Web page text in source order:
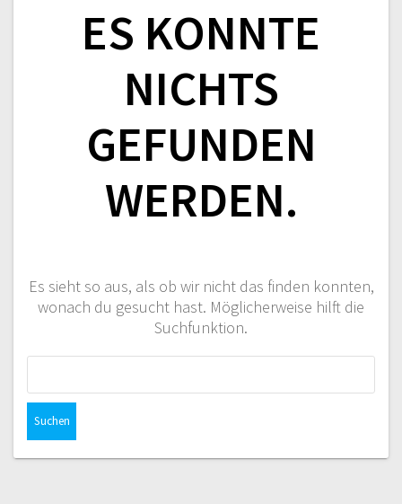
ES KONNTE
NICHTS
GEFUNDEN
WERDEN.
Es sieht so aus, als ob wir nicht das finden konnten,
wonach du gesucht hast. Möglicherweise hilft die
Suchfunktion.